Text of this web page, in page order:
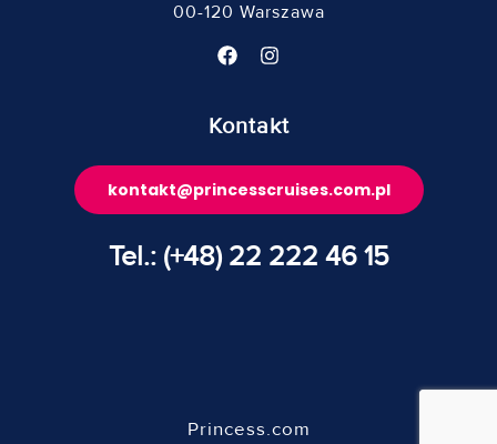
00-120 Warszawa
Kontakt
kontakt@princesscruises.com.pl
Tel.: (+48) 22 222 46 15
Princess.com